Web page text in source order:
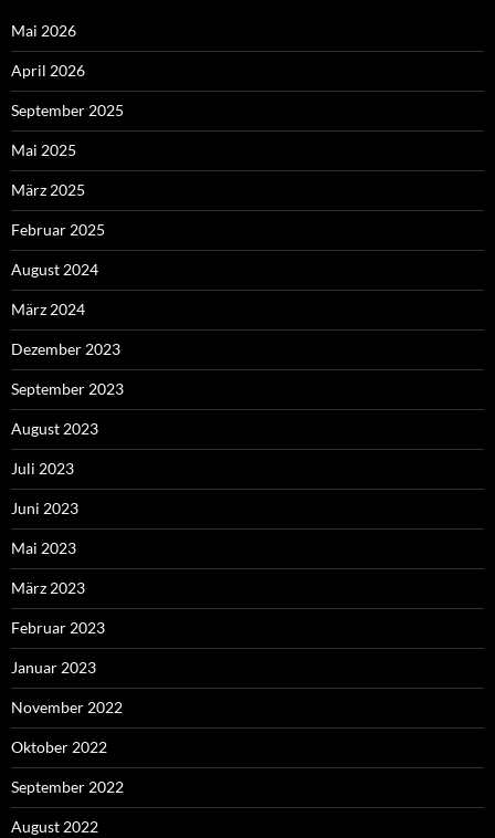
Mai 2026
April 2026
September 2025
Mai 2025
März 2025
Februar 2025
August 2024
März 2024
Dezember 2023
September 2023
August 2023
Juli 2023
Juni 2023
Mai 2023
März 2023
Februar 2023
Januar 2023
November 2022
Oktober 2022
September 2022
August 2022